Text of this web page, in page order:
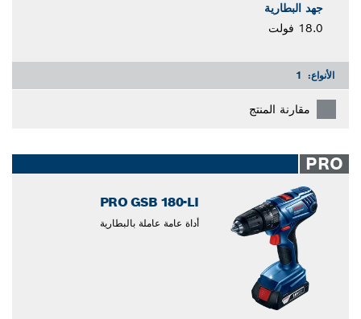
جهد البطارية
18.0 فولت
الأنواع: 1
مقارنة المنتج
PRO
PRO GSB 180-LI
أداة عامة عاملة بالبطارية